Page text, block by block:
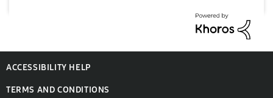
ACCESSIBILITY HELP
TERMS AND CONDITIONS